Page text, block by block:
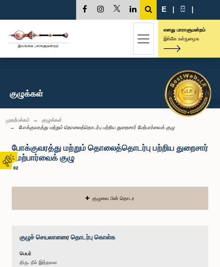
02
E | සි |
எனது பாராளுமன்றம்
இங்கே உள்நுழைக
குழுக்கள்
முதற்பக்கம்
குழுக்கள்
போக்குவரத்து மற்றும் தொலைத்தொடர்பு பற்றிய துறைசார் மேற்பார்வைக் குழு
போக்குவரத்து மற்றும் தொலைத்தொடர்பு பற்றிய துறைசார்
மேற்பார்வைக் குழு
குழுவை பின் தொடர
குழுச் செயலாளரை தொடர்பு கொள்க
பெயர்
திரு. நீல் இத்தவல